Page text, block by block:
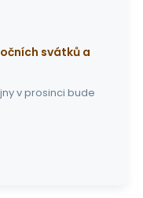
svátků a
v prosinci bude